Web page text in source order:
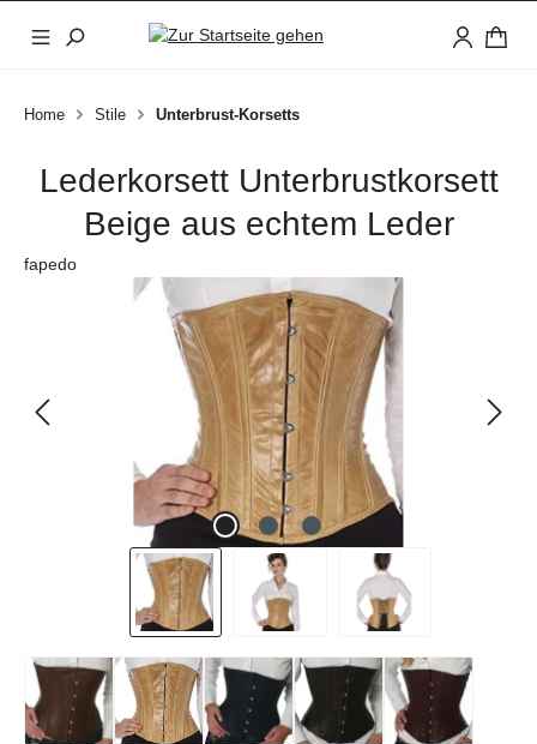
Zum Hauptinhalt springen
Home Stile Unterbrust-Korsetts
Lederkorsett Unterbrustkorsett
Beige aus echtem Leder
fapedo
Bildergalerie überspringen